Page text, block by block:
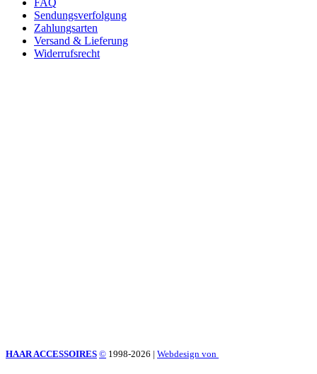
Sendungsverfolgung
Zahlungsarten
Versand & Lieferung
Widerrufsrecht
HAAR ACCESSOIRES © 1998-2026 | Webdesign von